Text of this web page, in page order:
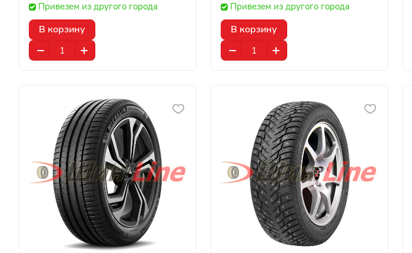
Привезем из другого города
В корзину
Привезем из другого города
В корзину